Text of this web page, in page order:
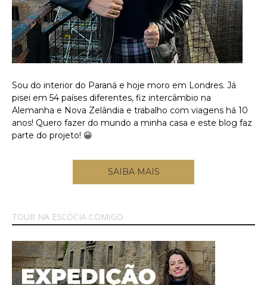
Sou do interior do Paraná e hoje moro em Londres. Já
pisei em 54 países diferentes, fiz intercâmbio na
Alemanha e Nova Zelândia e trabalho com viagens há 10
anos! Quero fazer do mundo a minha casa e este blog faz
parte do projeto! 😀
SAIBA MAIS
TOUR NA ESCÓCIA COMIGO